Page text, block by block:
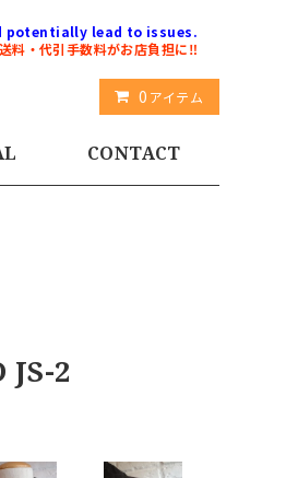
potentially lead to issues.
料・代引手数料がお店負担に‼️
0 アイテム
CONTACT
2